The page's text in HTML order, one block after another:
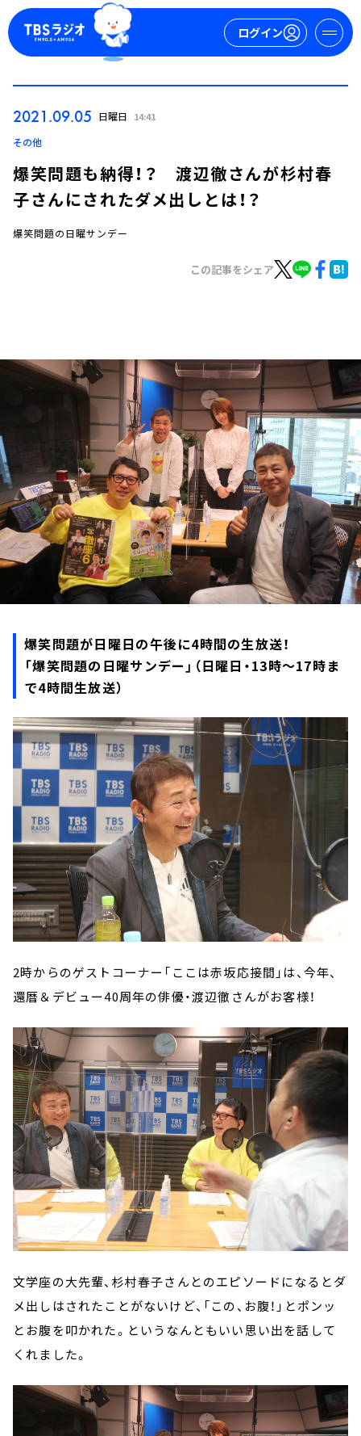
ログイン
お知らせ
イベント・グッズ
YouTube
会社情報
2021.09.05 日曜日 14:41
その他
爆笑問題も納得！？ 渡辺徹さんが杉村春
子さんにされたダメ出しとは！？
爆笑問題の日曜サンデー
この記事をシェア
爆笑問題が日曜日の午後に4時間の生放送！
「爆笑問題の日曜サンデー」（日曜日・13時～17時ま
で4時間生放送）
2時からのゲストコーナー「ここは赤坂応接間」は、今年、
還暦＆デビュー40周年の俳優・渡辺徹さんがお客様！
文学座の大先輩、杉村春子さんとのエピソードになるとダ
メ出しはされたことがないけど、「この、お腹！」とポンッ
とお腹を叩かれた。というなんともいい思い出を話して
くれました。